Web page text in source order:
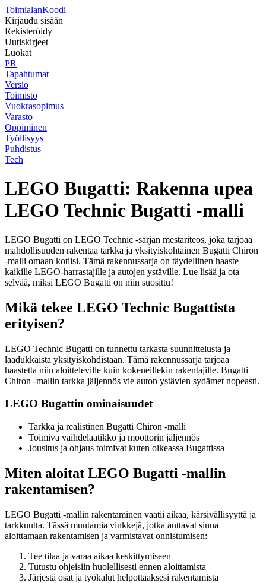
ToimialanKoodi
Kirjaudu sisään
Rekisteröidy
Uutiskirjeet
Luokat
PR
Tapahtumat
Versio
Toimisto
Vuokrasopimus
Varasto
Oppiminen
Työllisyys
Puhdistus
Tech
LEGO Bugatti: Rakenna upea
LEGO Technic Bugatti -malli
LEGO Bugatti on LEGO Technic -sarjan mestariteos, joka tarjoaa
mahdollisuuden rakentaa tarkka ja yksityiskohtainen Bugatti Chiron
-malli omaan kotiisi. Tämä rakennussarja on täydellinen haaste
kaikille LEGO-harrastajille ja autojen ystäville. Lue lisää ja ota
selvää, miksi LEGO Bugatti on niin suosittu!
Mikä tekee LEGO Technic Bugattista
erityisen?
LEGO Technic Bugatti on tunnettu tarkasta suunnittelusta ja
laadukkaista yksityiskohdistaan. Tämä rakennussarja tarjoaa
haastetta niin aloitteleville kuin kokeneillekin rakentajille. Bugatti
Chiron -mallin tarkka jäljennös vie auton ystävien sydämet nopeasti.
LEGO Bugattin ominaisuudet
Tarkka ja realistinen Bugatti Chiron -malli
Toimiva vaihdelaatikko ja moottorin jäljennös
Jousitus ja ohjaus toimivat kuten oikeassa Bugattissa
Miten aloitat LEGO Bugatti -mallin
rakentamisen?
LEGO Bugatti -mallin rakentaminen vaatii aikaa, kärsivällisyyttä ja
tarkkuutta. Tässä muutamia vinkkejä, jotka auttavat sinua
aloittamaan rakentamisen ja varmistavat onnistumisen:
Tee tilaa ja varaa aikaa keskittymiseen
Tutustu ohjeisiin huolellisesti ennen aloittamista
Järjestä osat ja työkalut helpottaaksesi rakentamista